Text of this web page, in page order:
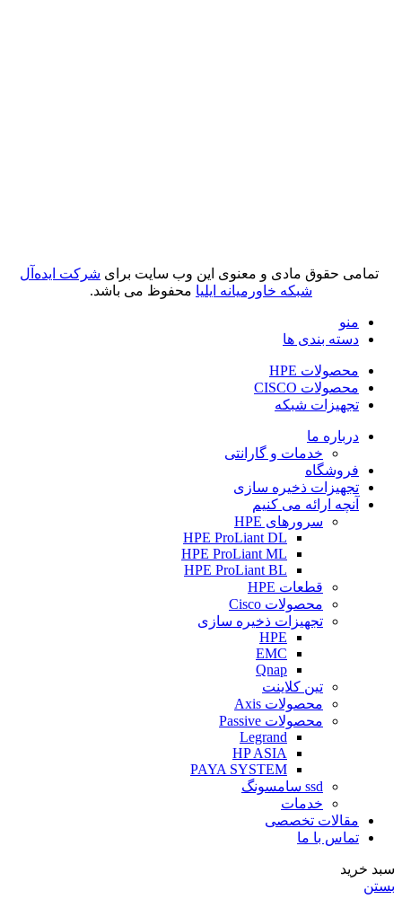
تمامی حقوق مادی و معنوی این وب سایت برای شرکت ایده‌آل
شبکه خاورمیانه ایلیا محفوظ می باشد.
منو
دسته بندی ها
محصولات HPE
محصولات CISCO
تجهیزات شبکه
درباره ما
خدمات و گارانتی
فروشگاه
تجهیزات ذخیره سازی
آنچه ارائه می کنیم
سرورهای HPE
HPE ProLiant DL
HPE ProLiant ML
HPE ProLiant BL
قطعات HPE
محصولات Cisco
تجهیزات ذخیره سازی
HPE
EMC
Qnap
تین کلاینت
محصولات Axis
محصولات Passive
Legrand
HP ASIA
PAYA SYSTEM
ssd سامسونگ
خدمات
مقالات تخصصی
تماس با ما
سبد خرید
بستن